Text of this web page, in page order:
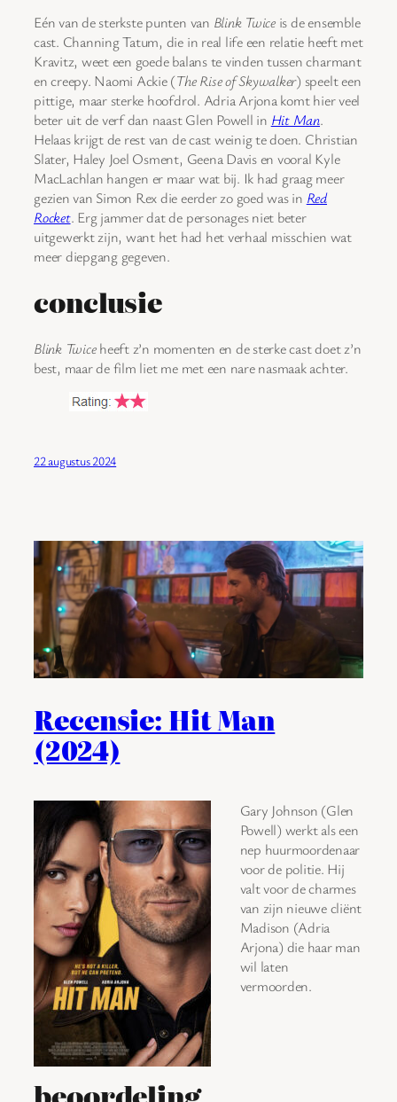
Eén van de sterkste punten van Blink Twiceis de ensemble
cast. Channing Tatum, die in real life een relatie heeft met
Kravitz, weet een goede balans te vinden tussen charmant
en creepy. Naomi Ackie (The Rise of Skywalker) speelt een
pittige, maar sterke hoofdrol. Adria Arjona komt hier veel
beter uit de verf dan naast Glen Powell in Hit Man.
Helaas krijgt de rest van de cast weinig te doen. Christian
Slater, Haley Joel Osment, Geena Davis en vooral Kyle
MacLachlan hangen er maar wat bij. Ik had graag meer
gezien van Simon Rex die eerder zo goed was in Red
Rocket. Erg jammer dat de personages niet beter
uitgewerkt zijn, want het had het verhaal misschien wat
meer diepgang gegeven.
conclusie
Blink Twiceheeft z’n momenten en de sterke cast doet z’n
best, maar de film liet me met een nare nasmaak achter.
22 augustus 2024
Recensie: Hit Man
(2024)
Gary Johnson (Glen
Powell) werkt als een
nep huurmoordenaar
voor de politie. Hij
valt voor de charmes
van zijn nieuwe cliënt
Madison (Adria
Arjona) die haar man
wil laten
vermoorden.